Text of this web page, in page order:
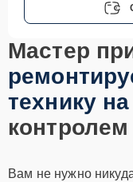
Мастер
технику
контролем
Вам не нужно